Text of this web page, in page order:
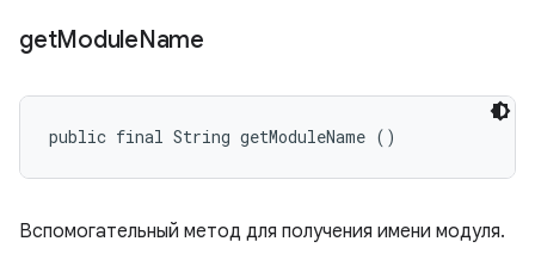
getModuleName
public final String getModuleName ()
Вспомогательный метод для получения имени модуля.